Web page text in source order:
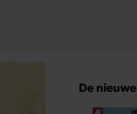
De